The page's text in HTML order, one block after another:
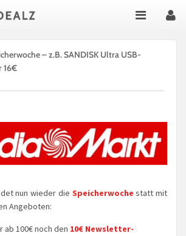
– z.B. SANDISK Ultra USB-
16€
nun wieder die Speicherwoche statt mit
Angeboten:
ab 100€ noch den 10€ Newsletter-